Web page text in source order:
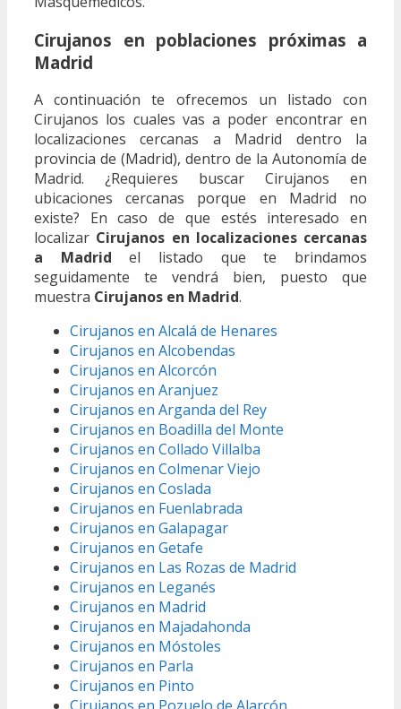
Cirujanos en poblaciones próximas a
Madrid
A continuación te ofrecemos un listado con
Cirujanos los cuales vas a poder encontrar en
localizaciones cercanas a Madrid dentro la
provincia de (Madrid), dentro de la Autonomía de
Madrid. ¿Requieres buscar Cirujanos en
ubicaciones cercanas porque en Madrid no
existe? En caso de que estés interesado en
localizar Cirujanos en localizaciones cercanas
a Madrid el listado que te brindamos
seguidamente te vendrá bien, puesto que
muestra Cirujanos en Madrid.
Cirujanos en Alcalá de Henares
Cirujanos en Alcobendas
Cirujanos en Alcorcón
Cirujanos en Aranjuez
Cirujanos en Arganda del Rey
Cirujanos en Boadilla del Monte
Cirujanos en Collado Villalba
Cirujanos en Colmenar Viejo
Cirujanos en Coslada
Cirujanos en Fuenlabrada
Cirujanos en Galapagar
Cirujanos en Getafe
Cirujanos en Las Rozas de Madrid
Cirujanos en Leganés
Cirujanos en Madrid
Cirujanos en Majadahonda
Cirujanos en Móstoles
Cirujanos en Parla
Cirujanos en Pinto